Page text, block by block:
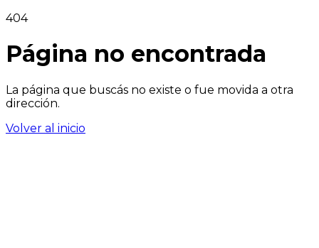
404
Página no encontrada
La página que buscás no existe o fue movida a otra
dirección.
Volver al inicio